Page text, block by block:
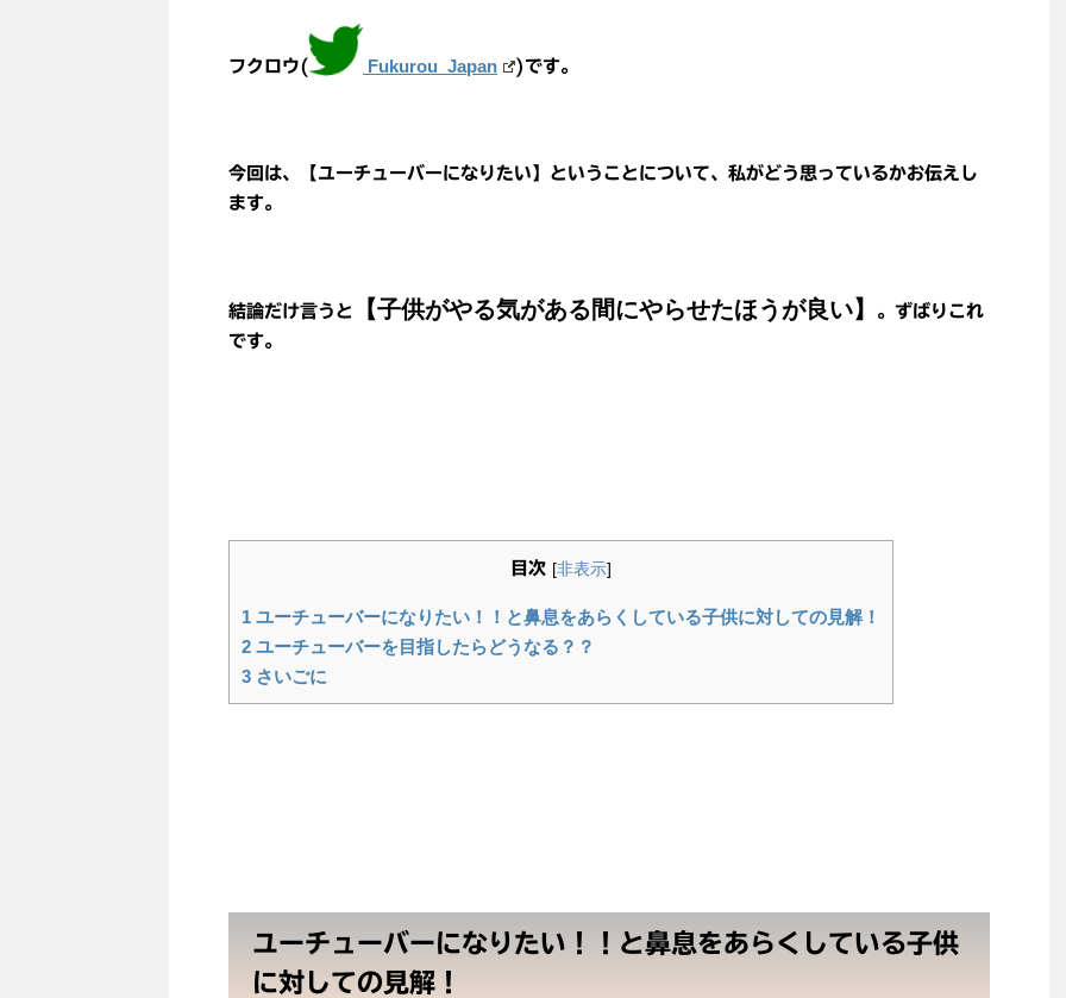
フクロウ( Fukurou_Japan )です。
今回は、【ユーチューバーになりたい】ということについて、私がどう思っているかお伝えし
ます。
結論だけ言うと 【子供がやる気がある間にやらせたほうが良い】
。ずばりこれ
です。
目次 [非表示]
1 ユーチューバーになりたい！！と鼻息をあらくしている子供に対しての見解！
2 ユーチューバーを目指したらどうなる？？
3 さいごに
ユーチューバーになりたい！！と鼻息をあらくしている子供
に対しての見解！